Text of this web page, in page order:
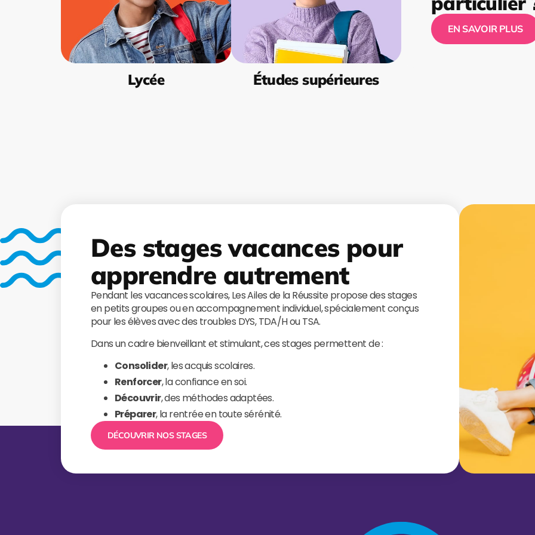
Lycée Études supérieures
EN SAVOIR PLUS
Des stages vacances pour
apprendre autrement
Pendant les vacances scolaires, Les Ailes de la Réussite propose des stages
en petits groupes ou en accompagnement individuel, spécialement conçus
pour les élèves avec des troubles DYS, TDA/H ou TSA.
Dans un cadre bienveillant et stimulant, ces stages permettent de :
Consolider, les acquis scolaires.
Renforcer, la confiance en soi.
Découvrir, des méthodes adaptées.
Préparer, la rentrée en toute sérénité.
DÉCOUVRIR NOS STAGES